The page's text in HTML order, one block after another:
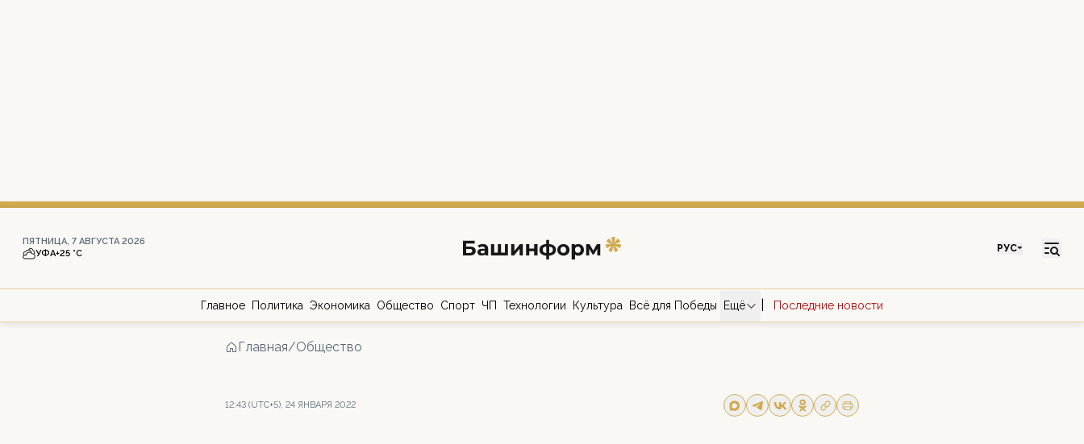
ПЯТНИЦА, 7 АВГУСТА 2026
УФА+25 °С РУС
Главное Политика Экономика Общество Спорт ЧП Технологии Культура Всё для Победы Ещё Последние новости
Главная/Общество
12:43 (UTC+5), 24 ЯНВАРЯ 2022